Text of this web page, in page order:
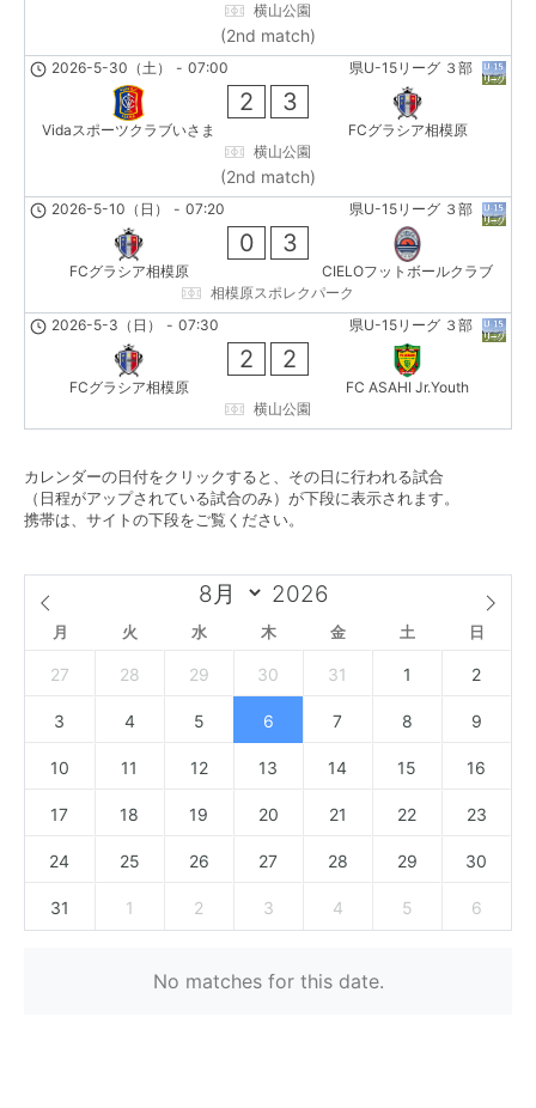
横山公園
(2nd match)
県U-15リーグ ３部
2026-5-30（土） - 07:00
Vidaスポーツクラブいさま
2 3
FCグラシア相模原
横山公園
(2nd match)
県U-15リーグ ３部
2026-5-10（日） - 07:20
FCグラシア相模原
0 3
CIELOフットボールクラブ
相模原スポレクパーク
県U-15リーグ ３部
2026-5-3（日） - 07:30
FCグラシア相模原
2 2
FC ASAHI Jr.Youth
横山公園
カレンダーの日付をクリックすると、その日に行われる試合
（日程がアップされている試合のみ）が下段に表示されます。
携帯は、サイトの下段をご覧ください。
月 火 水 木 金 土 日
27 28 29 30 31 1 2
3 4 5 6 7 8 9
10 11 12 13 14 15 16
17 18 19 20 21 22 23
24 25 26 27 28 29 30
31 1 2 3 4 5 6
No matches for this date.